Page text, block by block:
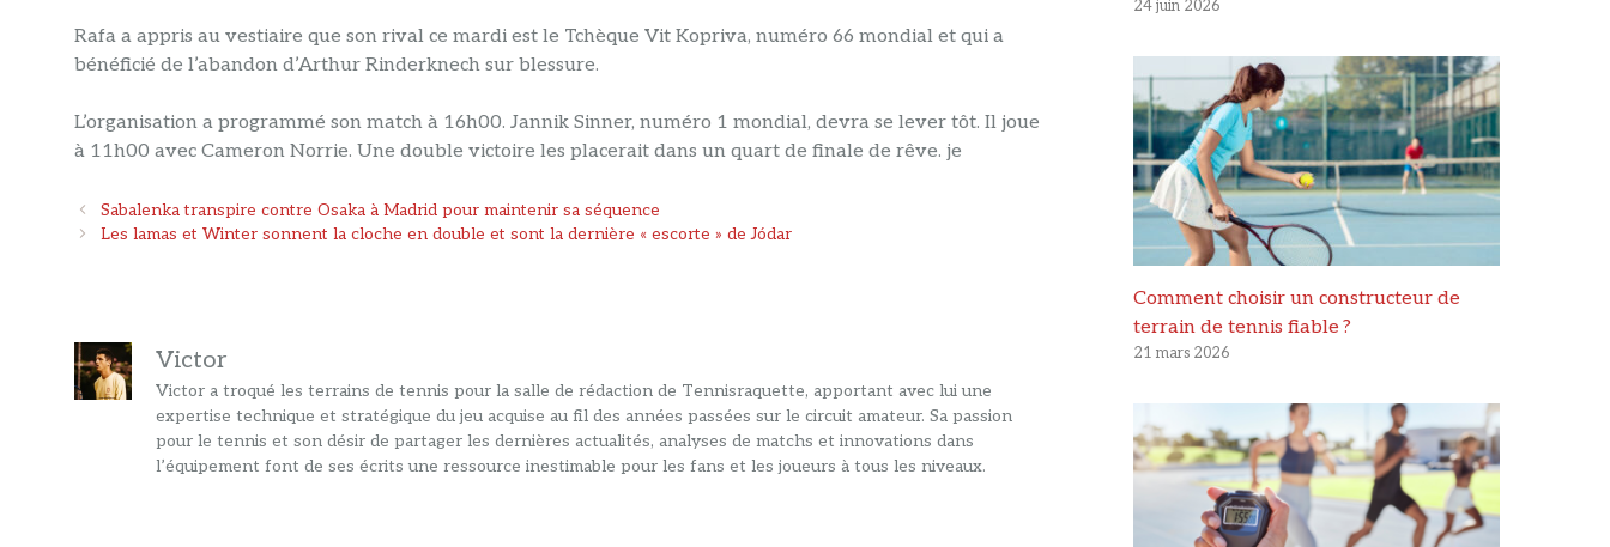
Rafa a appris au vestiaire que son rival ce mardi est le Tchèque Vit Kopriva, numéro 66 mondial et qui a
bénéficié de l’abandon d’Arthur Rinderknech sur blessure.
L’organisation a programmé son match à 16h00. Jannik Sinner, numéro 1 mondial, devra se lever tôt. Il joue
à 11h00 avec Cameron Norrie. Une double victoire les placerait dans un quart de finale de rêve. je
Navigation
des
Sabalenka transpire contre Osaka à Madrid pour maintenir sa séquence
Les lamas et Winter sonnent la cloche en double et sont la dernière « escorte » de Jódar
Victor
Victor a troqué les terrains de tennis pour la salle de rédaction de Tennisraquette, apportant avec lui une
expertise technique et stratégique du jeu acquise au fil des années passées sur le circuit amateur. Sa passion
pour le tennis et son désir de partager les dernières actualités, analyses de matchs et innovations dans
l’équipement font de ses écrits une ressource inestimable pour les fans et les joueurs à tous les niveaux.
24 juin 2026
Comment choisir un constructeur de
terrain de tennis fiable ?
21 mars 2026